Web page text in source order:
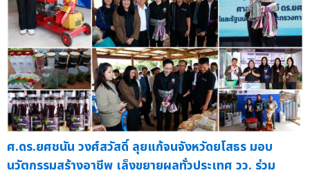
ศ.ดร.ยศชนัน วงศ์สวัสดิ์ ลุยแก้จนจังหวัดยโสธร มอบ
นวัตกรรมสร้างอาชีพ เล็งขยายผลทั่วประเทศ วว. ร่วม